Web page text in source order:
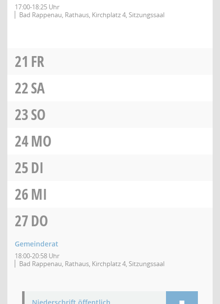
17:00-18:25 Uhr
Bad Rappenau, Rathaus, Kirchplatz 4, Sitzungssaal
21 FR
22SA
23SO
24MO
25DI
26MI
27DO
Gemeinderat
18:00-20:58 Uhr
Bad Rappenau, Rathaus, Kirchplatz 4, Sitzungssaal